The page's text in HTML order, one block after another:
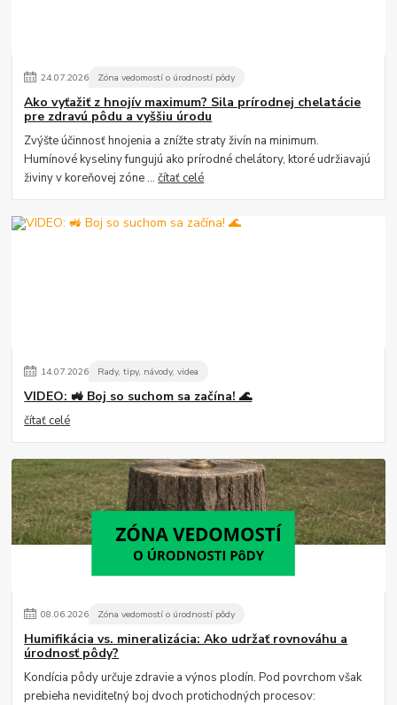
24.07.2026 Zóna vedomostí o úrodností pôdy
Ako vyťažiť z hnojív maximum? Sila prírodnej chelatácie
pre zdravú pôdu a vyššiu úrodu
Zvýšte účinnosť hnojenia a znížte straty živín na minimum.
Humínové kyseliny fungujú ako prírodné chelátory, ktoré udržiavajú
živiny v koreňovej zóne ...čítať celé
14.07.2026 Rady, tipy, návody, videa
VIDEO: 🚜 Boj so suchom sa začína! 🌊
čítať celé
08.06.2026 Zóna vedomostí o úrodností pôdy
Humifikácia vs. mineralizácia: Ako udržať rovnováhu a
úrodnosť pôdy?
Kondícia pôdy určuje zdravie a výnos plodín. Pod povrchom však
prebieha neviditeľný boj dvoch protichodných procesov: